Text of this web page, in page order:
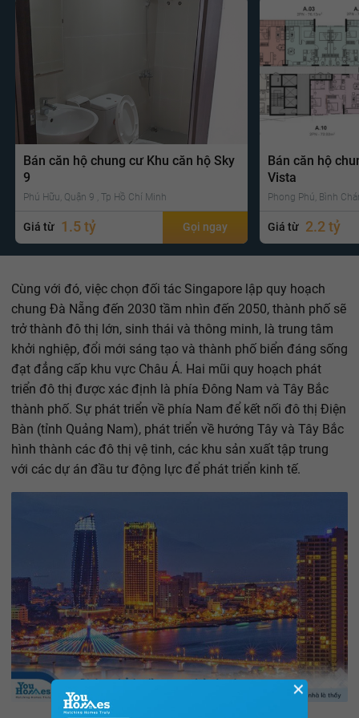
Bán căn hộ chung cư Khu căn hộ Sky
9
Phú Hữu, Quận 9 , Tp Hồ Chí Minh
Giá từ 1.5 tỷ Gọi ngay
Bán căn hộ
Vista
Phong Phú, Bình
Giá từ 2.2 tỷ
Cùng với đó, việc chọn đối tác Singapore lập quy hoạch
chung Đà Nẵng đến 2030 tầm nhìn đến 2050, thành phố sẽ
trở thành đô thị lớn, sinh thái và thông minh, là trung tâm
khởi nghiệp, đổi mới sáng tạo và thành phố biển đáng sống
đạt đẳng cấp khu vực Châu Á. Hai mũi quy hoạch phát
triển đô thị được xác định là phía Đông Nam và Tây Bắc
thành phố. Sự phát triển về phía Nam để kết nối đô thị Điện
Bàn (tỉnh Quảng Nam), phát triển về hướng Tây và Tây Bắc
hình thành các đô thị vệ tinh, các khu sản xuất tập trung
với các dự án đầu tư động lực để phát triển kinh tế.
✕